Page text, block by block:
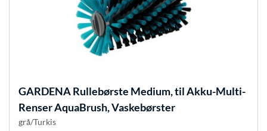
GARDENARullebørste Medium, til Akku-Multi-
Renser AquaBrush, Vaskebørster
grå/Turkis